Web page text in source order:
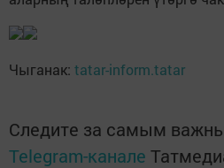
Чыганак: tatar-inform.tatar
Следите за самым
Telegram-канале